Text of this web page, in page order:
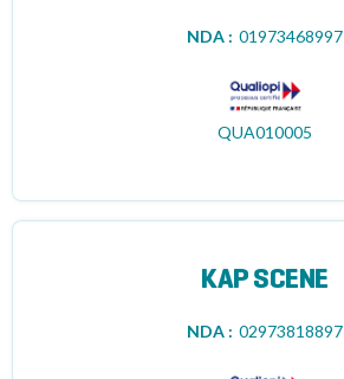
NDA : 01973468997
QUA010005
KAP SCENE
NDA : 02973818897